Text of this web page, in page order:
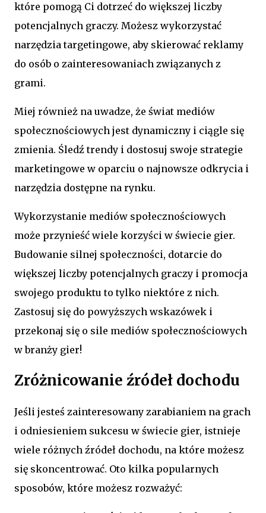
które pomogą Ci dotrzeć do większej liczby
potencjalnych graczy. Możesz wykorzystać
narzędzia targetingowe, aby skierować reklamy
do osób o zainteresowaniach związanych z
grami.
Miej również na uwadze, że świat mediów
społecznościowych jest dynamiczny i ciągle się
zmienia. Śledź trendy i dostosuj swoje strategie
marketingowe w oparciu o najnowsze odkrycia i
narzędzia dostępne na rynku.
Wykorzystanie mediów społecznościowych
może przynieść wiele korzyści w świecie gier.
Budowanie silnej społeczności, dotarcie do
większej liczby potencjalnych graczy i promocja
swojego produktu to tylko niektóre z nich.
Zastosuj się do powyższych wskazówek i
przekonaj się o sile mediów społecznościowych
w branży gier!
Zróżnicowanie źródeł dochodu
Jeśli jesteś zainteresowany zarabianiem na grach
i odniesieniem sukcesu w świecie gier, istnieje
wiele różnych źródeł dochodu, na które możesz
się skoncentrować. Oto kilka popularnych
sposobów, które możesz rozważyć: